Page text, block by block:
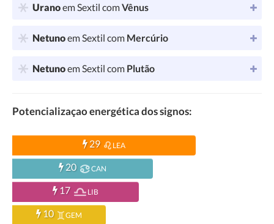
Uranoem Sextil comVênus
Netunoem Sextil com Mercúrio
Netunoem Sextil com Plutão
Potencializaçao energética dos signos:
29 LEA
20 CAN
17 LIB
10 GEM